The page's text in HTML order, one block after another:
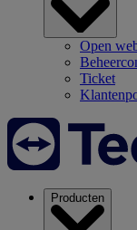
Open
Ticket
Producten